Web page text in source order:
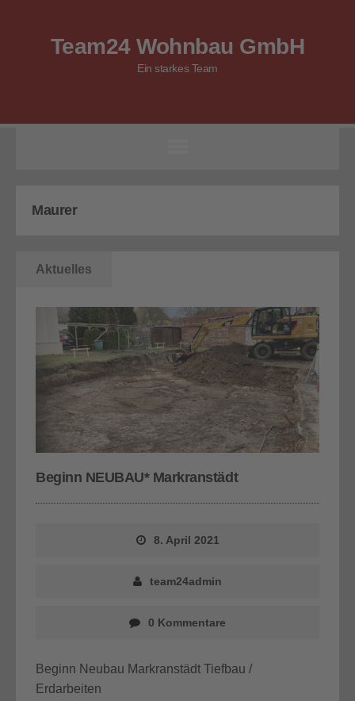
Team24 Wohnbau GmbH
Ein starkes Team
Maurer
Aktuelles
Beginn NEUBAU* Markranstädt
8. April 2021
team24admin
0 Kommentare
Beginn Neubau Markranstädt Tiefbau /
Erdarbeiten